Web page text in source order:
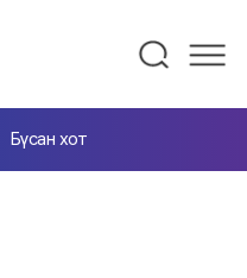
Бүсан хот